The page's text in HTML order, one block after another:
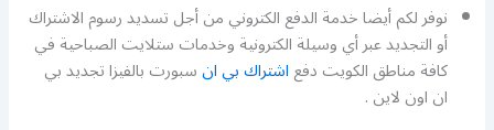
نوفر لكم أيضا خدمة الدفع الكتروني من أجل تسديد رسوم الاشتراك
أو التجديد عبر أي وسيلة الكترونية وخدمات ستلايت الصباحية في
كافة مناطق الكويت دفعاشتراك بي انسبورت بالفيزا تجديد بي
ان اون لاين .